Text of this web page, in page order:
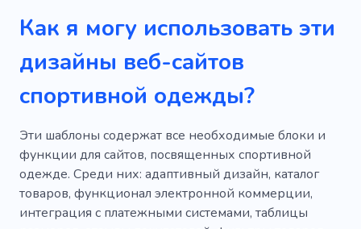
Активный образ жизни
Избыточный вес
Фитнес для пожилых людей
Здоровая жизнь
Домашнее обучение
Похудеть
Массострой
Диетолог
Белок
Восстановление
Как я могу использовать эти
дизайны веб-сайтов
спортивной одежды?
Эти шаблоны содержат все необходимые блоки и
функции для сайтов, посвященных спортивной
одежде. Среди них: адаптивный дизайн, каталог
товаров, функционал электронной коммерции,
интеграция с платежными системами, таблицы